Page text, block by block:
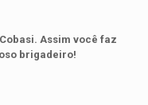
Assim você faz
brigadeiro!